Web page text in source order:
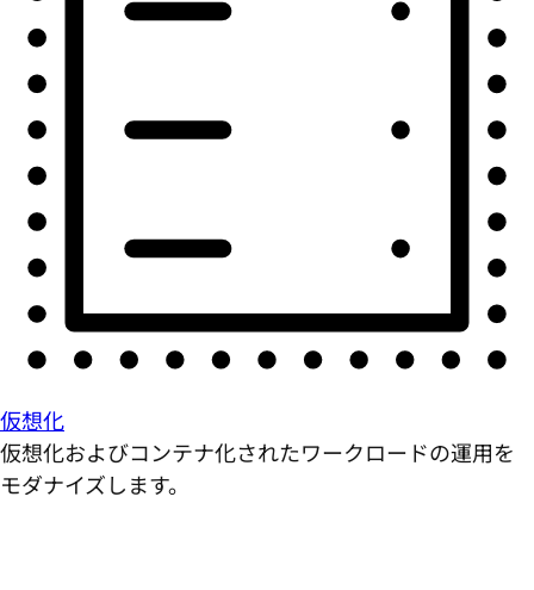
仮想化
仮想化およびコンテナ化されたワークロードの運用を
モダナイズします。